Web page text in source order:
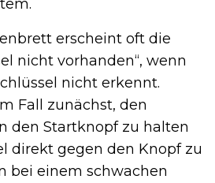
erscheint oft die
nicht vorhanden“, wenn
nicht erkennt.
Fall zunächst, den
den Startknopf zu halten
direkt gegen den Knopf zu
bei einem schwachen